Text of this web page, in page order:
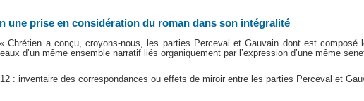
une prise en considération du roman dans son intégralité
Chrétien a conçu, croyons-nous, les parties Perceval et Gauvain dont est composé
d’un même ensemble narratif liés organiquement par l’expression d’une même
: inventaire des correspondances ou effets de miroir entre les parties Perceval et